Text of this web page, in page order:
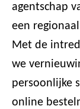
agentschap
een
Met de
we
persoonlijke
online